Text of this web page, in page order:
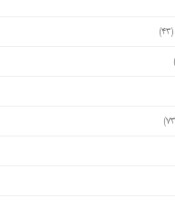
(43)